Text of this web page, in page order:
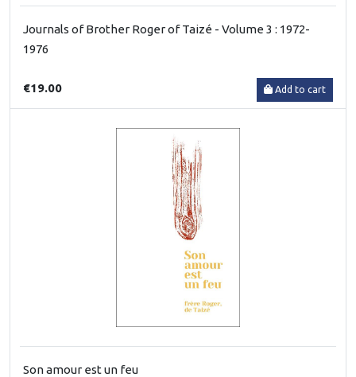
Journals of Brother Roger of Taizé - Volume 3 : 1972-
1976
€19.00 Add to cart
Son amour est un feu